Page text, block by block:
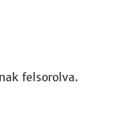
felsorolva.